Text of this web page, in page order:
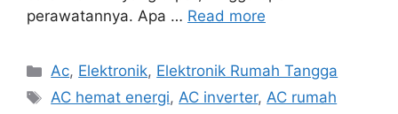
perawatannya. Apa … Read more
Categories
Ac, Elektronik, Elektronik Rumah Tangga
Tags
AC hemat energi,AC inverter,AC rumah